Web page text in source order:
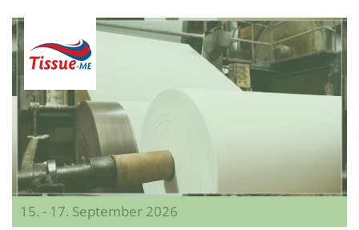
15. - 17. September 2026